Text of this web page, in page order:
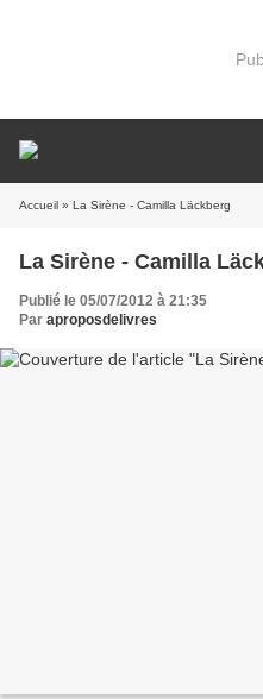
Accueil » La Sirène - Camilla Läckberg
La Sirène - Camilla
Publié le 05/07/2012 à 21:35
Par aproposdelivres